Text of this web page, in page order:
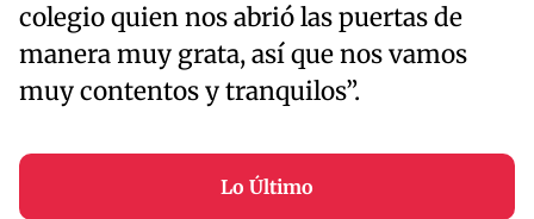
colegio quien nos abrió las puertas de
manera muy grata, así que nos vamos
muy contentos y tranquilos”.
Lo Último